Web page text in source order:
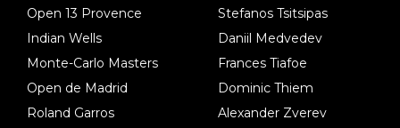
Open 13 Provence
Indian Wells
Monte-Carlo Masters
Open de Madrid
Roland Garros
Stefanos Tsitsipas
Daniil Medvedev
Frances Tiafoe
Dominic Thiem
Alexander Zverev